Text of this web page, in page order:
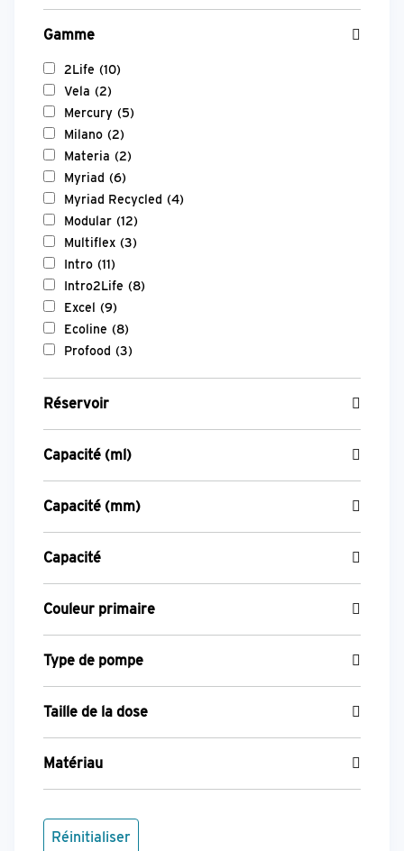
Gamme
2Life (10)
Vela (2)
Mercury (5)
Milano (2)
Materia (2)
Myriad (6)
Myriad Recycled (4)
Modular (12)
Multiflex (3)
Intro (11)
Intro2Life (8)
Excel (9)
Ecoline (8)
Profood (3)
Réservoir
Capacité (ml)
Capacité (mm)
Capacité
Couleur primaire
Type de pompe
Taille de la dose
Matériau
Réinitialiser